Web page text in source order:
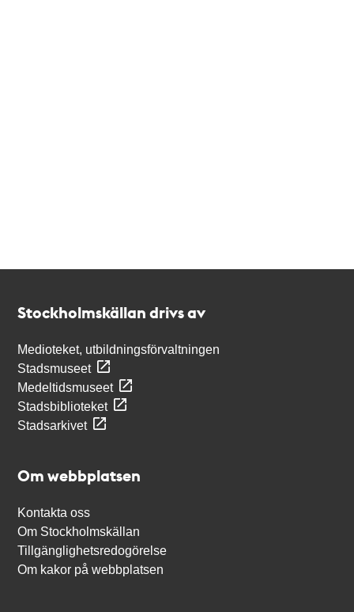
Stockholmskällan drivs av
Medioteket, utbildningsförvaltningen
Stadsmuseet
Medeltidsmuseet
Stadsbiblioteket
Stadsarkivet
Om webbplatsen
Kontakta oss
Om Stockholmskällan
Tillgänglighetsredogörelse
Om kakor på webbplatsen